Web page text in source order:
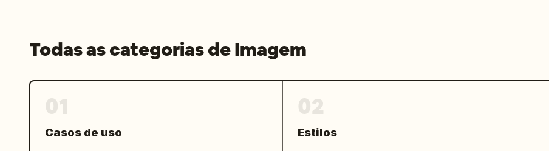
Todas as categorias de Imagem
Casos de uso Estilos